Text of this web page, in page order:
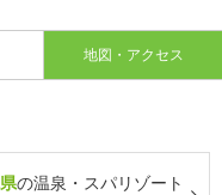
地図・アクセス
の温泉・スパリゾート